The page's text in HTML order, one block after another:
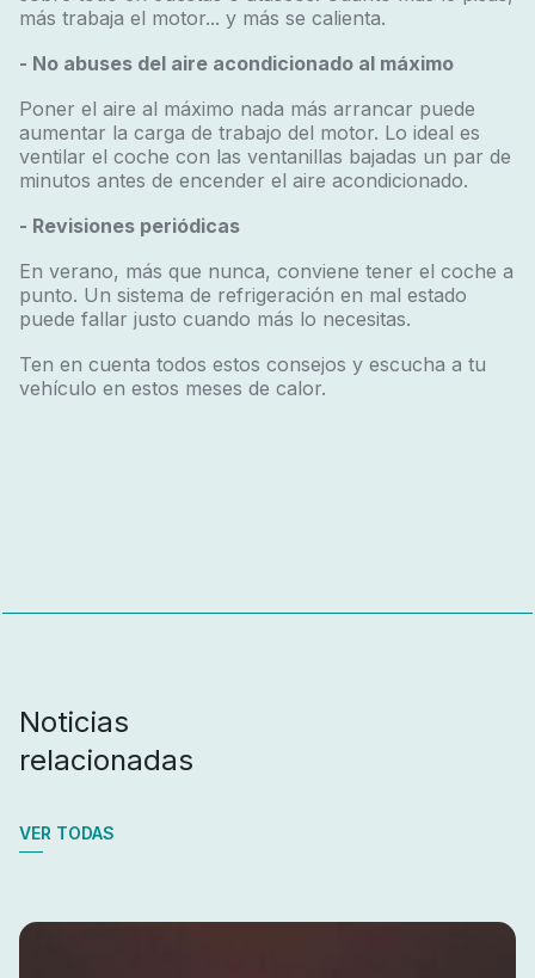
más trabaja el motor... y más se calienta.
- No abuses del aire acondicionado al máximo
Poner el aire al máximo nada más arrancar puede
aumentar la carga de trabajo del motor. Lo ideal es
ventilar el coche con las ventanillas bajadas un par de
minutos antes de encender el aire acondicionado.
- Revisiones periódicas
En verano, más que nunca, conviene tener el coche a
punto. Un sistema de refrigeración en mal estado
puede fallar justo cuando más lo necesitas.
Ten en cuenta todos estos consejos y escucha a tu
vehículo en estos meses de calor.
Noticias
relacionadas
VER TODAS